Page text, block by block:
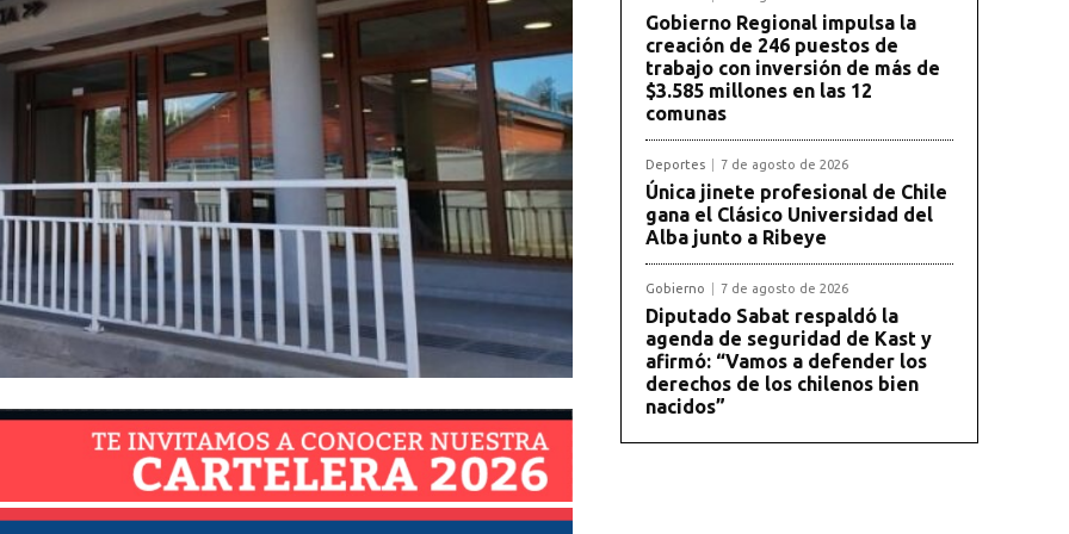
Gobierno Regional impulsa la
creación de 246 puestos de
trabajo con inversión de más de
$3.585 millones en las 12
comunas
Deportes 7 de agosto de 2026
Única jinete profesional de Chile
gana el Clásico Universidad del
Alba junto a Ribeye
Gobierno 7 de agosto de 2026
Diputado Sabat respaldó la
agenda de seguridad de Kast y
afirmó: “Vamos a defender los
derechos de los chilenos bien
nacidos”